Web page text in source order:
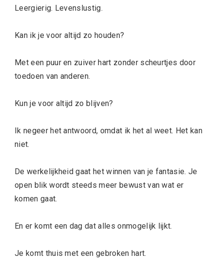
Leergierig. Levenslustig.
Kan ik je voor altijd zo houden?
Met een puur en zuiver hart zonder scheurtjes door
toedoen van anderen.
Kun je voor altijd zo blijven?
Ik negeer het antwoord, omdat ik het al weet. Het kan
niet.
De werkelijkheid gaat het winnen van je fantasie. Je
open blik wordt steeds meer bewust van wat er
komen gaat.
En er komt een dag dat alles onmogelijk lijkt.
Je komt thuis met een gebroken hart.